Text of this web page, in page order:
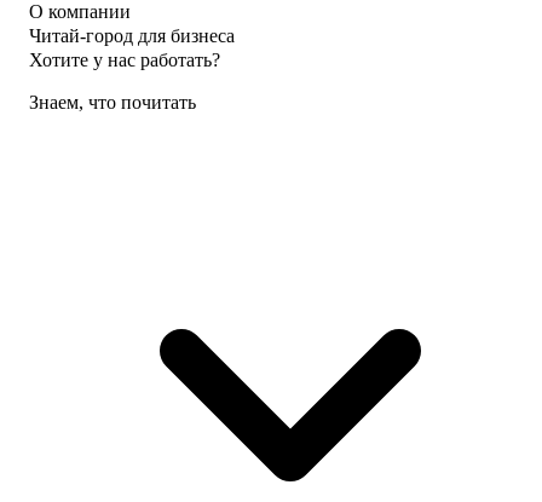
О компании
Читай-город для бизнеса
Хотите у нас работать?
Знаем, что почитать